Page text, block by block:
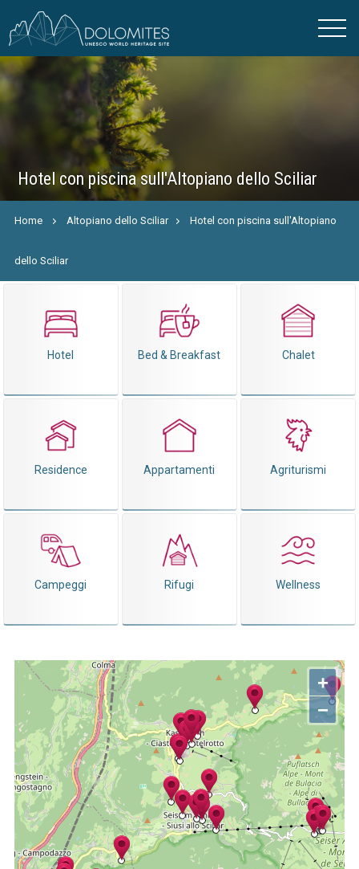
Hotel con piscina sull'Altopiano dello Sciliar
Home Altopiano dello Sciliar Hotel con piscina sull'Altopiano
dello Sciliar
Hotel Bed & Breakfast Chalet
Residence Appartamenti Agriturismi
Campeggi Rifugi Wellness
+
−